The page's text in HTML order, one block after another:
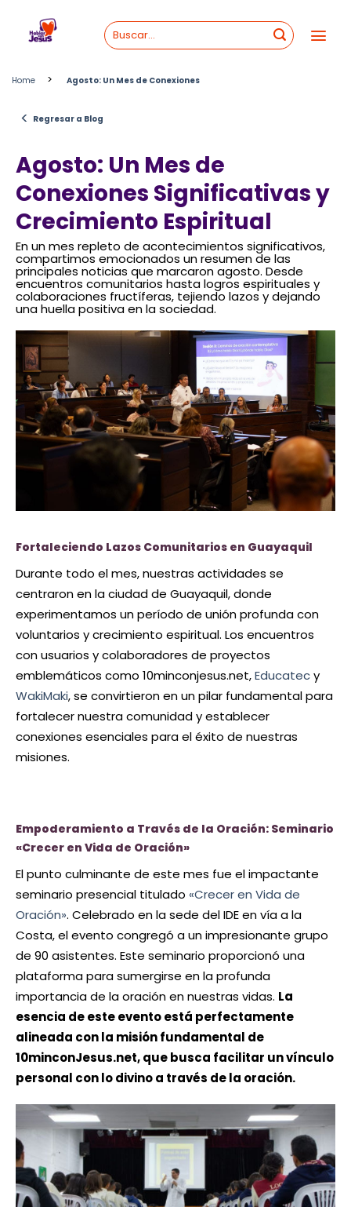
content
Home > Agosto: Un Mes de Conexiones
< Regresar a Blog
Agosto: Un Mes de
Conexiones Significativas y
Crecimiento Espiritual
En un mes repleto de acontecimientos significativos,
compartimos emocionados un resumen de las
principales noticias que marcaron agosto. Desde
encuentros comunitarios hasta logros espirituales y
colaboraciones fructíferas, tejiendo lazos y dejando
una huella positiva en la sociedad.
Fortaleciendo Lazos Comunitarios en Guayaquil
Durante todo el mes, nuestras actividades se
centraron en la ciudad de Guayaquil, donde
experimentamos un período de unión profunda con
voluntarios y crecimiento espiritual. Los encuentros
con usuarios y colaboradores de proyectos
emblemáticos como 10minconjesus.net,Educatecy
WakiMaki, se convirtieron en un pilar fundamental para
fortalecer nuestra comunidad y establecer
conexiones esenciales para el éxito de nuestras
misiones.
Empoderamiento a Través de la Oración: Seminario
«Crecer en Vida de Oración»
El punto culminante de este mes fue el impactante
seminario presencial titulado «Crecer en Vida de
Oración». Celebrado en la sede del IDE en vía a la
Costa, el evento congregó a un impresionante grupo
de 90 asistentes. Este seminario proporcionó una
plataforma para sumergirse en la profunda
importancia de la oración en nuestras vidas. La
esencia de este evento está perfectamente
alineada con la misión fundamental de
10minconJesus.net, que busca facilitar un vínculo
personal con lo divino a través de la oración.